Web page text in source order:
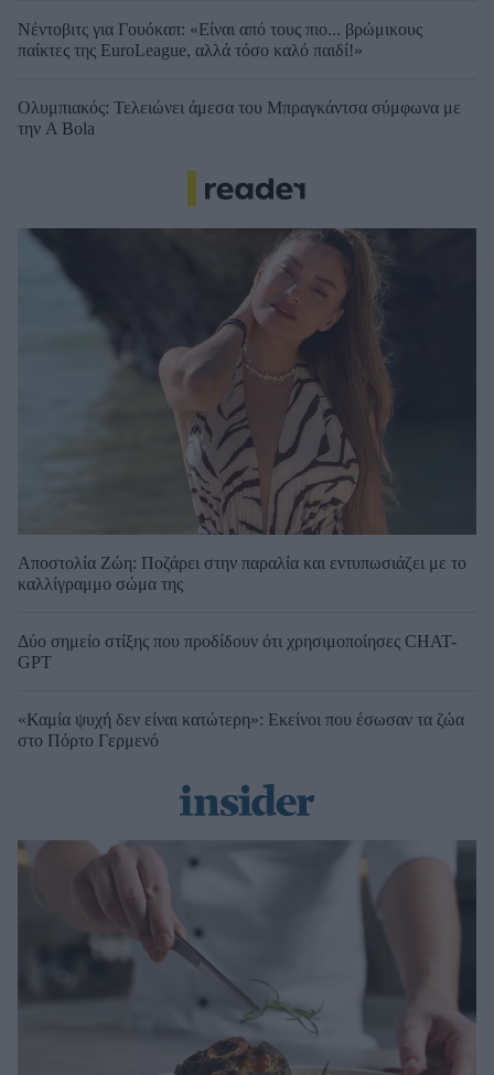
Νέντοβιτς για Γουόκαπ: «Είναι από τους πιο... βρώμικους
παίκτες της EuroLeague, αλλά τόσο καλό παιδί!»
Ολυμπιακός: Τελειώνει άμεσα του Μπραγκάντσα σύμφωνα με
την A Bola
Αποστολία Ζώη: Ποζάρει στην παραλία και εντυπωσιάζει με το
καλλίγραμμο σώμα της
Δύο σημείο στίξης που προδίδουν ότι χρησιμοποίησες CHAT-
GPT
«Καμία ψυχή δεν είναι κατώτερη»: Εκείνοι που έσωσαν τα ζώα
στο Πόρτο Γερμενό